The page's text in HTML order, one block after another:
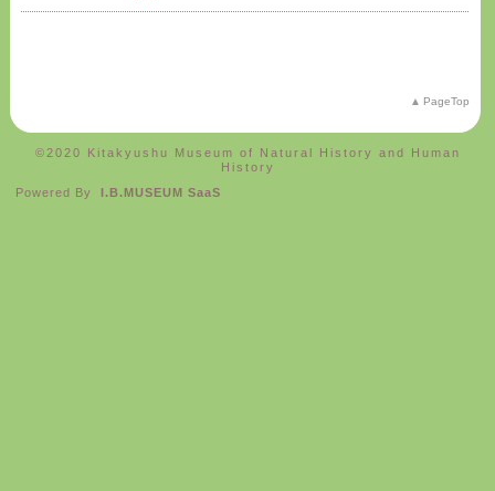
PageTop
©️2020 Kitakyushu Museum of Natural History and Human
History
Powered By
I.B.MUSEUM SaaS